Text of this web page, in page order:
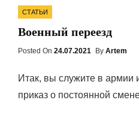
Categories
СТАТЬИ
Военный переезд
Posted On Posted
24.07.2021 By Artem
Итак, вы служите в армии
приказ о постоянной